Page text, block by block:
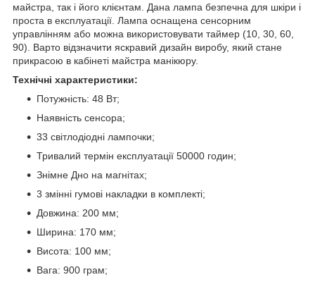
майстра, так і його клієнтам. Дана лампа безпечна для шкіри і
проста в експлуатації. Лампа оснащена сенсорним
управлінням або можна використовувати таймер (10, 30, 60,
90). Варто відзначити яскравий дизайн виробу, який стане
прикрасою в кабінеті майстра манікюру.
Технічні характеристики:
Потужність: 48 Вт;
Наявність сенсора;
33 світлодіодні лампочки;
Тривалий термін експлуатації 50000 годин;
Знімне Дно на магнітах;
3 змінні гумові накладки в комплекті;
Довжина: 200 мм;
Ширина: 170 мм;
Висота: 100 мм;
Вага: 900 грам;